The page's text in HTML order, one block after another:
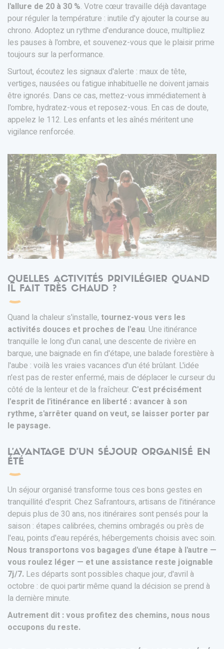
l'allure de 20 à 30 %. Votre cœur travaille déjà davantage
pour réguler la température : inutile d'y ajouter la course au
chrono. Adoptez un rythme d'endurance douce, multipliez
les pauses à l'ombre, et souvenez-vous que le plaisir prime
toujours sur la performance.
Surtout, écoutez les signaux d'alerte : maux de tête,
vertiges, nausées ou fatigue inhabituelle ne doivent jamais
être ignorés. Dans ce cas, mettez-vous immédiatement à
l'ombre, hydratez-vous et reposez-vous. En cas de doute,
appelez le 112. Les enfants et les aînés méritent une
vigilance renforcée.
Randonner en rivière: © Paul Villecourt
QUELLES ACTIVITÉS PRIVILÉGIER QUAND
IL FAIT TRÈS CHAUD ?
Quand la chaleur s'installe, tournez-vous vers les
activités douces et proches de l'eau. Une itinérance
tranquille le long d'un canal, une descente de rivière en
barque, une baignade en fin d'étape, une balade forestière à
l'aube : voilà les vraies vacances d'un été brûlant. L'idée
n'est pas de rester enfermé, mais de déplacer le curseur du
côté de la lenteur et de la fraîcheur. C'est précisément
l'esprit de l'itinérance en liberté : avancer à son
rythme, s'arrêter quand on veut, se laisser porter par
le paysage.
L'AVANTAGE D'UN SÉJOUR ORGANISÉ EN
ÉTÉ
Un séjour organisé transforme tous ces bons gestes en
tranquillité d'esprit. Chez Safrantours, artisans de l'itinérance
depuis plus de 30 ans, nos itinéraires sont pensés pour la
saison : étapes calibrées, chemins ombragés ou près de
l'eau, points d'eau repérés, hébergements choisis avec soin.
Nous transportons vos bagages d'une étape à l'autre —
vous roulez léger — et une assistance reste joignable
7j/7. Les départs sont possibles chaque jour, d'avril à
octobre : de quoi partir même quand la décision se prend à
la dernière minute.
Autrement dit : vous profitez des chemins, nous nous
occupons du reste.